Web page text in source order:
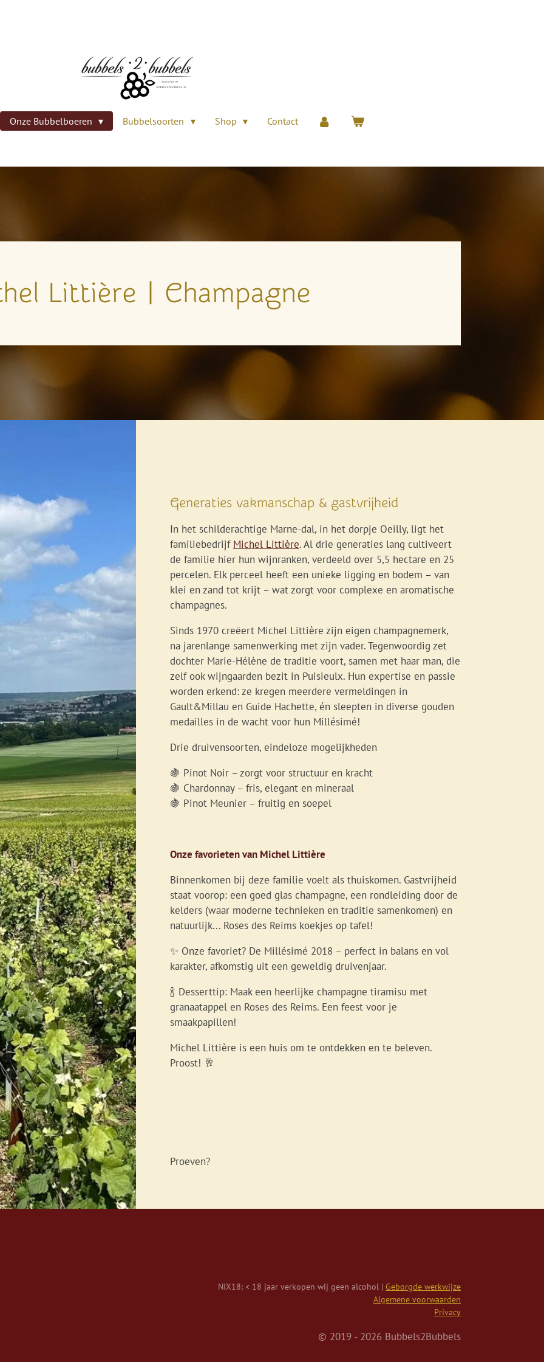
Onze Bubbelboeren Bubbelsoorten Shop Contact
Littière | Champagne
Generaties vakmanschap & gastvrijheid
In het schilderachtige Marne-dal, in het dorpje Oeilly, ligt het
familiebedrijf Michel Littière. Al drie generaties lang cultiveert
de familie hier hun wijnranken, verdeeld over 5,5 hectare en 25
percelen. Elk perceel heeft een unieke ligging en bodem – van
klei en zand tot krijt – wat zorgt voor complexe en aromatische
champagnes.
Sinds 1970 creëert Michel Littière zijn eigen champagnemerk,
na jarenlange samenwerking met zijn vader. Tegenwoordig zet
dochter Marie-Hélène de traditie voort, samen met haar man, die
zelf ook wijngaarden bezit in Puisieulx. Hun expertise en passie
worden erkend: ze kregen meerdere vermeldingen in
Gault&Millau en Guide Hachette, én sleepten in diverse gouden
medailles in de wacht voor hun Millésimé!
Drie druivensoorten, eindeloze mogelijkheden
🍇 Pinot Noir – zorgt voor structuur en kracht
🍇 Chardonnay – fris, elegant en mineraal
🍇 Pinot Meunier – fruitig en soepel
Onze favorieten van Michel Littière
Binnenkomen bij deze familie voelt als thuiskomen. Gastvrijheid
staat voorop: een goed glas champagne, een rondleiding door de
kelders (waar moderne technieken en traditie samenkomen) en
natuurlijk... Roses des Reims koekjes op tafel!
✨ Onze favoriet? De Millésimé 2018 – perfect in balans en vol
karakter, afkomstig uit een geweldig druivenjaar.
🍾 Desserttip: Maak een heerlijke champagne tiramisu met
granaatappel en Roses des Reims. Een feest voor je
smaakpapillen!
Michel Littière is een huis om te ontdekken en te beleven.
Proost! 🥂
Proeven?
NIX18: < 18 jaar verkopen wij geen alcohol | Geborgde werkwijze
Algemene voorwaarden
Privacy
© 2019 - 2026 Bubbels2Bubbels